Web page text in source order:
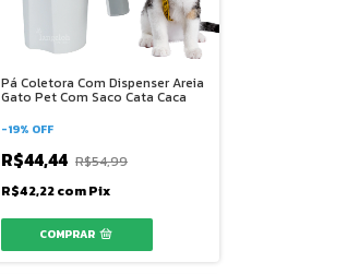
Pá Coletora Com Dispenser Areia
Gato Pet Com Saco Cata Caca
-19% OFF
R$44,44 R$54,99
R$42,22comPix